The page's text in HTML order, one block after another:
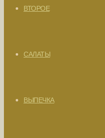
ВТОРОЕ
САЛАТЫ
ВЫПЕЧКА